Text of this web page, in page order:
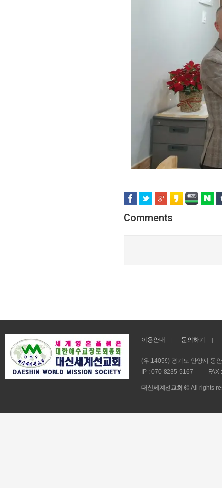
Comments
이용안내 문의하기
(우.14059) 경기도 안양시 동
IP : 070-8235-5167 FAX
대신세계선교회 All rights